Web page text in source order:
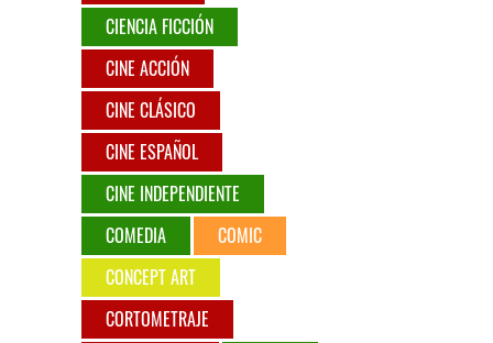
CIENCIA FICCIÓN
CINE ACCIÓN
CINE CLÁSICO
CINE ESPAÑOL
CINE INDEPENDIENTE
COMEDIA
COMIC
CONCEPT ART
CORTOMETRAJE